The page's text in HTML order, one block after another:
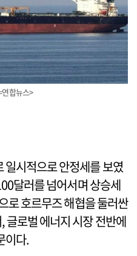
연합뉴스>
일시적으로 안정세를 보였
달러를 넘어서며 상승세
로 호르무즈 해협을 둘러싼
글로벌 에너지 시장 전반에
이다.